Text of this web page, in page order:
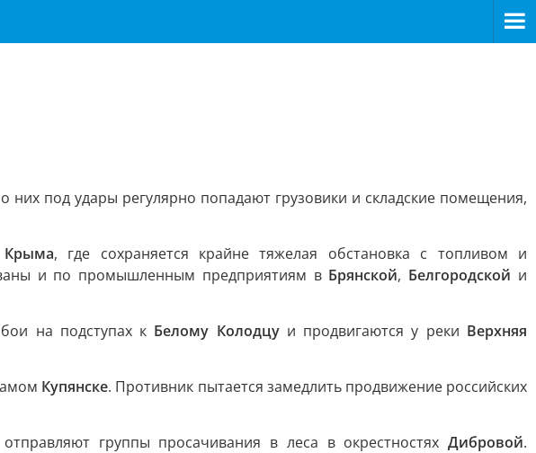
под удары регулярно попадают грузовики и складские помещения,
Крыма, где сохраняется крайне тяжелая обстановка с топливом и
и по промышленным предприятиям в Брянской, Белгородской и
на подступах к Белому Колодцуи продвигаются у реки Верхняя
Купянске. Противник пытается замедлить продвижение российских
группы просачивания в леса в окрестностях Дибровой.